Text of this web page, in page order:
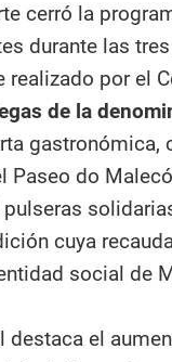
cerró la
durante las
realizado por el
de la
gastronómica,
Paseo do
cuya
social de
destaca el